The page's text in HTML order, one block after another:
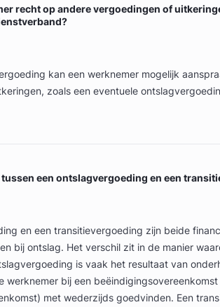
recht op andere vergoedingen of
kan een werknemer mogelijk
zoals een eventuele
een ontslagvergoeding en een
en een transitievergoeding zijn beide
bij ontslag. Het verschil zit in de manier
is vaak het resultaat van
werknemer bij een beëindigingsovereenkomst
met wederzijds goedvinden. Een